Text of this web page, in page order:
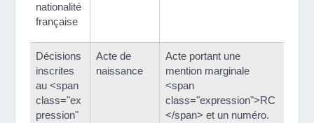
nationalité
française
Décisions
inscrites
au <span
class="ex
pression"
Acte de
naissance
Acte portant une
mention marginale
<span
class="expression">RC
</span> et un numéro.